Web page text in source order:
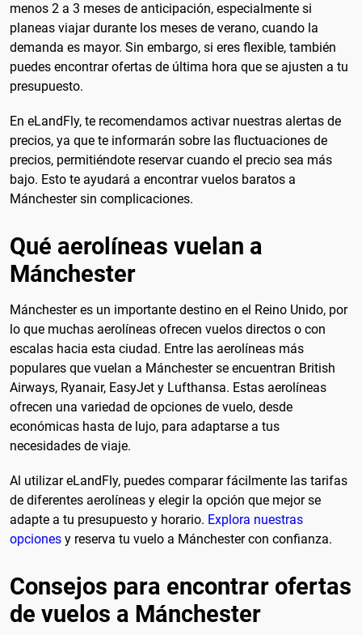
menos 2 a 3 meses de anticipación, especialmente si
planeas viajar durante los meses de verano, cuando la
demanda es mayor. Sin embargo, si eres flexible, también
puedes encontrar ofertas de última hora que se ajusten a tu
presupuesto.
En eLandFly, te recomendamos activar nuestras alertas de
precios, ya que te informarán sobre las fluctuaciones de
precios, permitiéndote reservar cuando el precio sea más
bajo. Esto te ayudará a encontrar vuelos baratos a
Mánchester sin complicaciones.
Qué aerolíneas vuelan a
Mánchester
Mánchester es un importante destino en el Reino Unido, por
lo que muchas aerolíneas ofrecen vuelos directos o con
escalas hacia esta ciudad. Entre las aerolíneas más
populares que vuelan a Mánchester se encuentran British
Airways, Ryanair, EasyJet y Lufthansa. Estas aerolíneas
ofrecen una variedad de opciones de vuelo, desde
económicas hasta de lujo, para adaptarse a tus
necesidades de viaje.
Al utilizar eLandFly, puedes comparar fácilmente las tarifas
de diferentes aerolíneas y elegir la opción que mejor se
adapte a tu presupuesto y horario. Explora nuestras
opciones y reserva tu vuelo a Mánchester con confianza.
Consejos para encontrar ofertas
de vuelos a Mánchester